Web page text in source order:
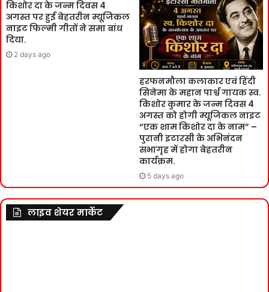
किशोर दा के जन्म दिवस 4
अगस्त पर हुई बेहतरीन म्यूजिकल
नाइट फिल्मी गीतों ने समा बांध
दिया.
2 days ago
हरफनमौला कलाकार एवं हिंदी
सिनेमा के महान पार्श्व गायक स्व.
किशोर कुमार के जन्म दिवस 4
अगस्त को होगी म्यूजिकल नाइट
“एक शाम किशोर दा के नाम” –
पुरानी इटारसी के अभिनंदन
सभागृह में होगा बेहतरीन
कार्यक्रम.
5 days ago
लाइव शेयर मार्केट